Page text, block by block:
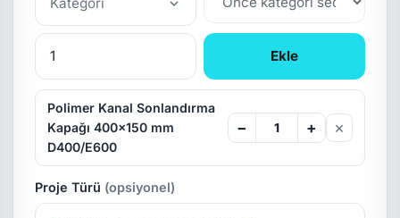
Ekle
Polimer Kanal Sonlandırma
Kapağı 400x150 mm
D400/E600
− + ×
Proje Türü (opsiyonel)